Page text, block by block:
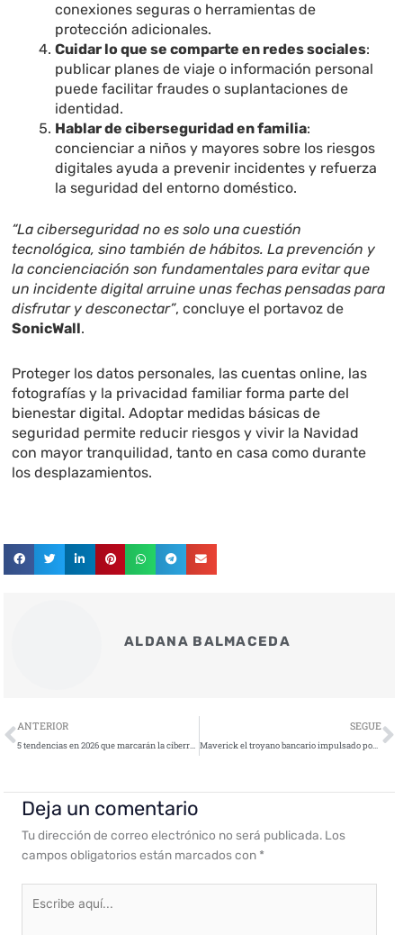
conexiones seguras o herramientas de
protección adicionales.
Cuidar lo que se comparte en redes sociales:
publicar planes de viaje o información personal
puede facilitar fraudes o suplantaciones de
identidad.
Hablar de ciberseguridad en familia:
concienciar a niños y mayores sobre los riesgos
digitales ayuda a prevenir incidentes y refuerza
la seguridad del entorno doméstico.
“La ciberseguridad no es solo una cuestión
tecnológica, sino también de hábitos. La prevención y
la concienciación son fundamentales para evitar que
un incidente digital arruine unas fechas pensadas para
disfrutar y desconectar”, concluye el portavoz de
SonicWall.
Proteger los datos personales, las cuentas online, las
fotografías y la privacidad familiar forma parte del
bienestar digital. Adoptar medidas básicas de
seguridad permite reducir riesgos y vivir la Navidad
con mayor tranquilidad, tanto en casa como durante
los desplazamientos.
ALDANA BALMACEDA
Ant
ANTERIOR
5 tendencias en 2026 que marcarán la ciberresiliencia en las organizaciones: del ‘hype’ de la IA a la autonomía fiable
SEGUE
Maverick el troyano bancario impulsado por IA que podría expandirse
Deja un comentario
Tu dirección de correo electrónico no será publicada. Los
campos obligatorios están marcados con *
aquí...